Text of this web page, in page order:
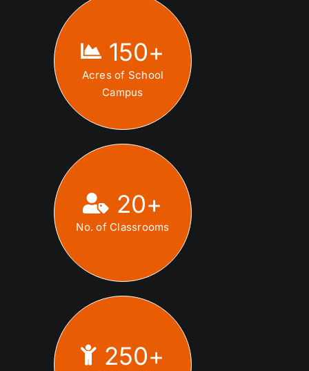
150+
Acres of School
Campus
20+
No. of Classrooms
250+